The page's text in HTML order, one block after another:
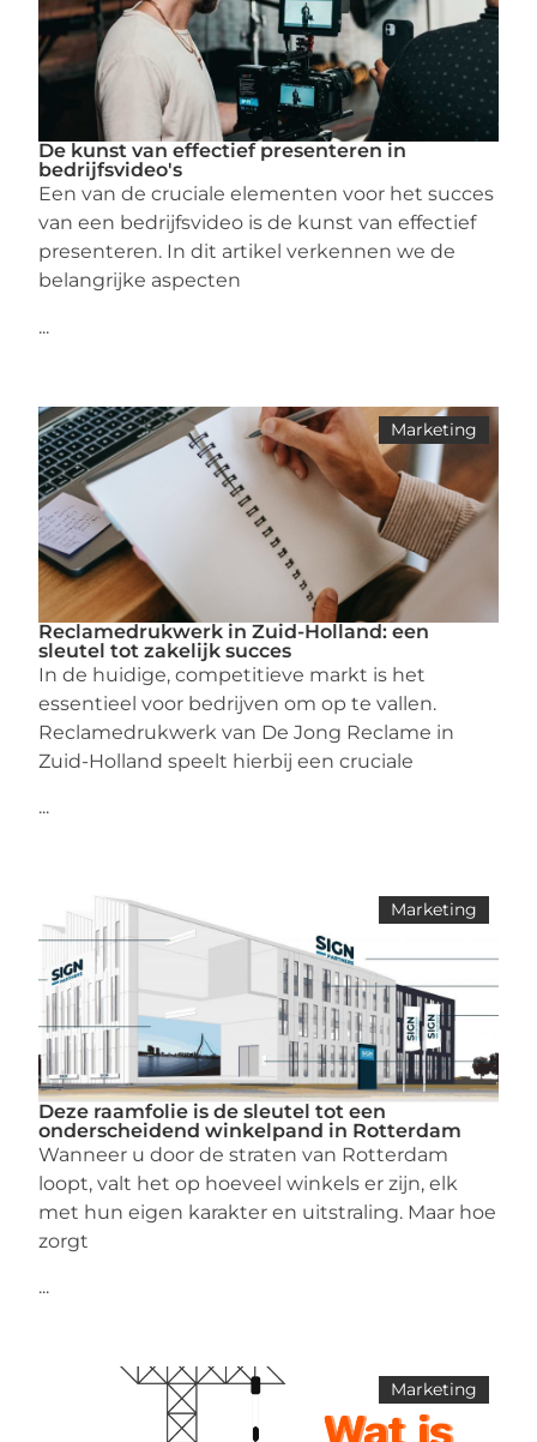
De kunst van effectief presenteren in
bedrijfsvideo's
Een van de cruciale elementen voor het succes
van een bedrijfsvideo is de kunst van effectief
presenteren. In dit artikel verkennen we de
belangrijke aspecten
...
Marketing
Reclamedrukwerk in Zuid-Holland: een
sleutel tot zakelijk succes
In de huidige, competitieve markt is het
essentieel voor bedrijven om op te vallen.
Reclamedrukwerk van De Jong Reclame in
Zuid-Holland speelt hierbij een cruciale
...
Marketing
Deze raamfolie is de sleutel tot een
onderscheidend winkelpand in Rotterdam
Wanneer u door de straten van Rotterdam
loopt, valt het op hoeveel winkels er zijn, elk
met hun eigen karakter en uitstraling. Maar hoe
zorgt
...
Marketing